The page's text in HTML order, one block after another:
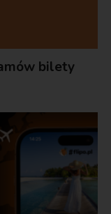
bilety